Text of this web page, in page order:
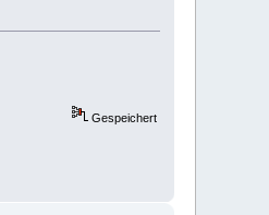
Gespeichert